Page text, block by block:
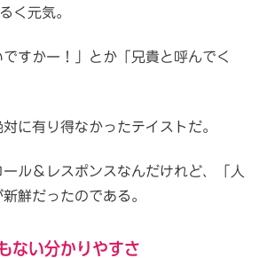
く元気。
ですかー！」とか「兄貴と呼んでく
に有り得なかったテイストだ。
ル＆レスポンスなんだけれど、「人
鮮だったのである。
ない分かりやすさ